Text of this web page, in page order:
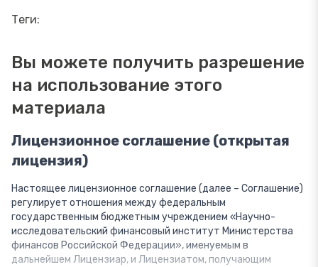
Теги:
Вы можете получить разрешение
на использование этого
материала
Лицензионное соглашение (открытая
лицензия)
Настоящее лицензионное соглашение (далее – Соглашение)
регулирует отношения между федеральным
государственным бюджетным учреждением «Научно-
исследовательский финансовый институт Министерства
финансов Российской Федерации», именуемым в
дальнейшем Лицензиар, и Лицензиатом, получающим